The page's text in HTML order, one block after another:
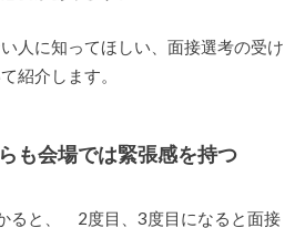
人に知ってほしい、面接選考の受け
紹介します。
も会場では緊張感を持つ
ると、 2度目、3度目になると面接